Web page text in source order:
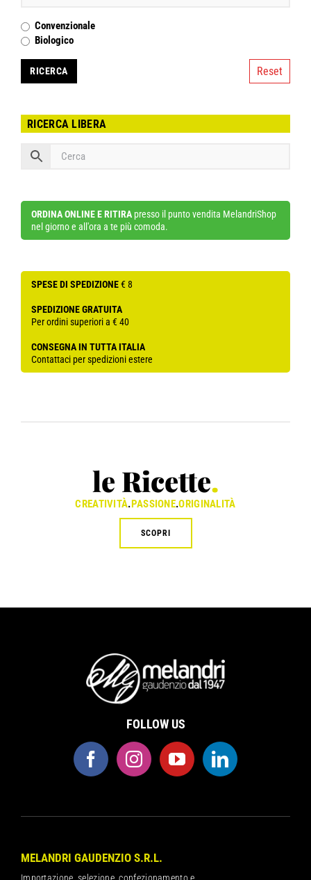
Convenzionale
Biologico
Reset
RICERCA LIBERA
ORDINA ONLINE E RITIRA presso il punto vendita MelandriShop
nel giorno e all'ora a te più comoda.
SPESE DI SPEDIZIONE€ 8
SPEDIZIONE GRATUITA
Per ordini superiori a € 40
CONSEGNA IN TUTTA ITALIA
Contattaci per spedizioni estere
le Ricette.
CREATIVITÀ.PASSIONE.ORIGINALITÀ
SCOPRI
FOLLOW US
MELANDRI GAUDENZIO S.R.L.